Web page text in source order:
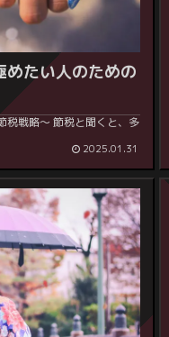
めたい人のための
と聞くと、多
2025.01.31